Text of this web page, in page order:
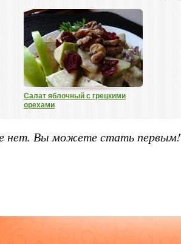
Салат яблочный с грецкими
орехами
нет. Вы можете стать первым!